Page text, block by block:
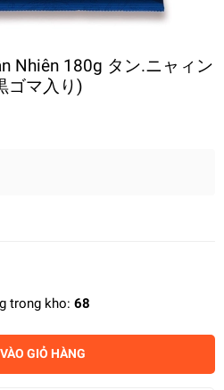
Nhiên 180g タン.ニャィン
ゴマ入り)
trong kho: 68
GIỎ HÀNG